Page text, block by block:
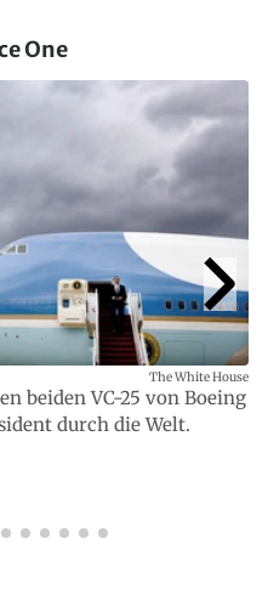
One
beiden VC-25 von Boeing
durch die Welt.
The White House